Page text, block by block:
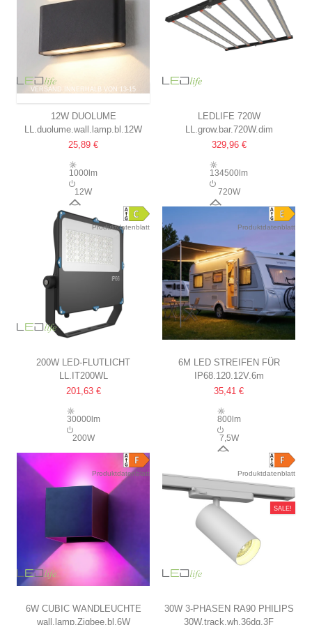
VERSAND INNERHALB VON 13-15
12W DUOLUME
WANDLEUCHTE
RECHTECK, IP65, SCHWARZ,
UP/DOWN, INNEN/AUSSEN, I
NKL. LEUCHTMITTEL
LL.duolume.wall.lamp.bl.12W
25,89 €
1000lm
12W
LEDLIFE 720W
WACHSTUMSLEUCHTE
LEISTUNGSSTARKE
VOLLSPEKTRUM-
WACHSTUMSLEUCHTE,
LÜFTERLOS, MIT
INTEGRIERTEM DIMMER
LL.grow.bar.720W.dim
329,96 €
134500lm
720W
Produktdatenblatt
200W LED-FLUTLICHT
150LM/W, ARBEITSLEUCHTE,
ZUR BELEUCHTUNG VON
GEBÄUDEN, PARKPLÄTZEN,
STATUEN USW.
LL.IT200WL
201,63 €
30000lm
200W
Produktdatenblatt
6M LED STREIFEN FÜR
WOHNWAGEN, WOHNMOBIL,
MARKISE
12V STRIP, IP68
WASSERDICHT, 7,5W/M
IP68.120.12V.6m
35,41 €
800lm
7,5W
Produktdatenblatt
6W CUBIC WANDLEUCHTE
wall.lamp.Zigbee.bl.6W
Produktdatenblatt
SALE!
30W 3-PHASEN RA90 PHILIPS
30W.track.wh.36dg.3F